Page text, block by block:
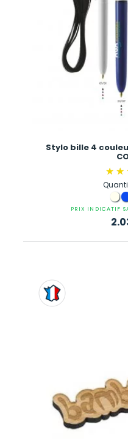
Stylo bille 4
PRIX INDICATIF